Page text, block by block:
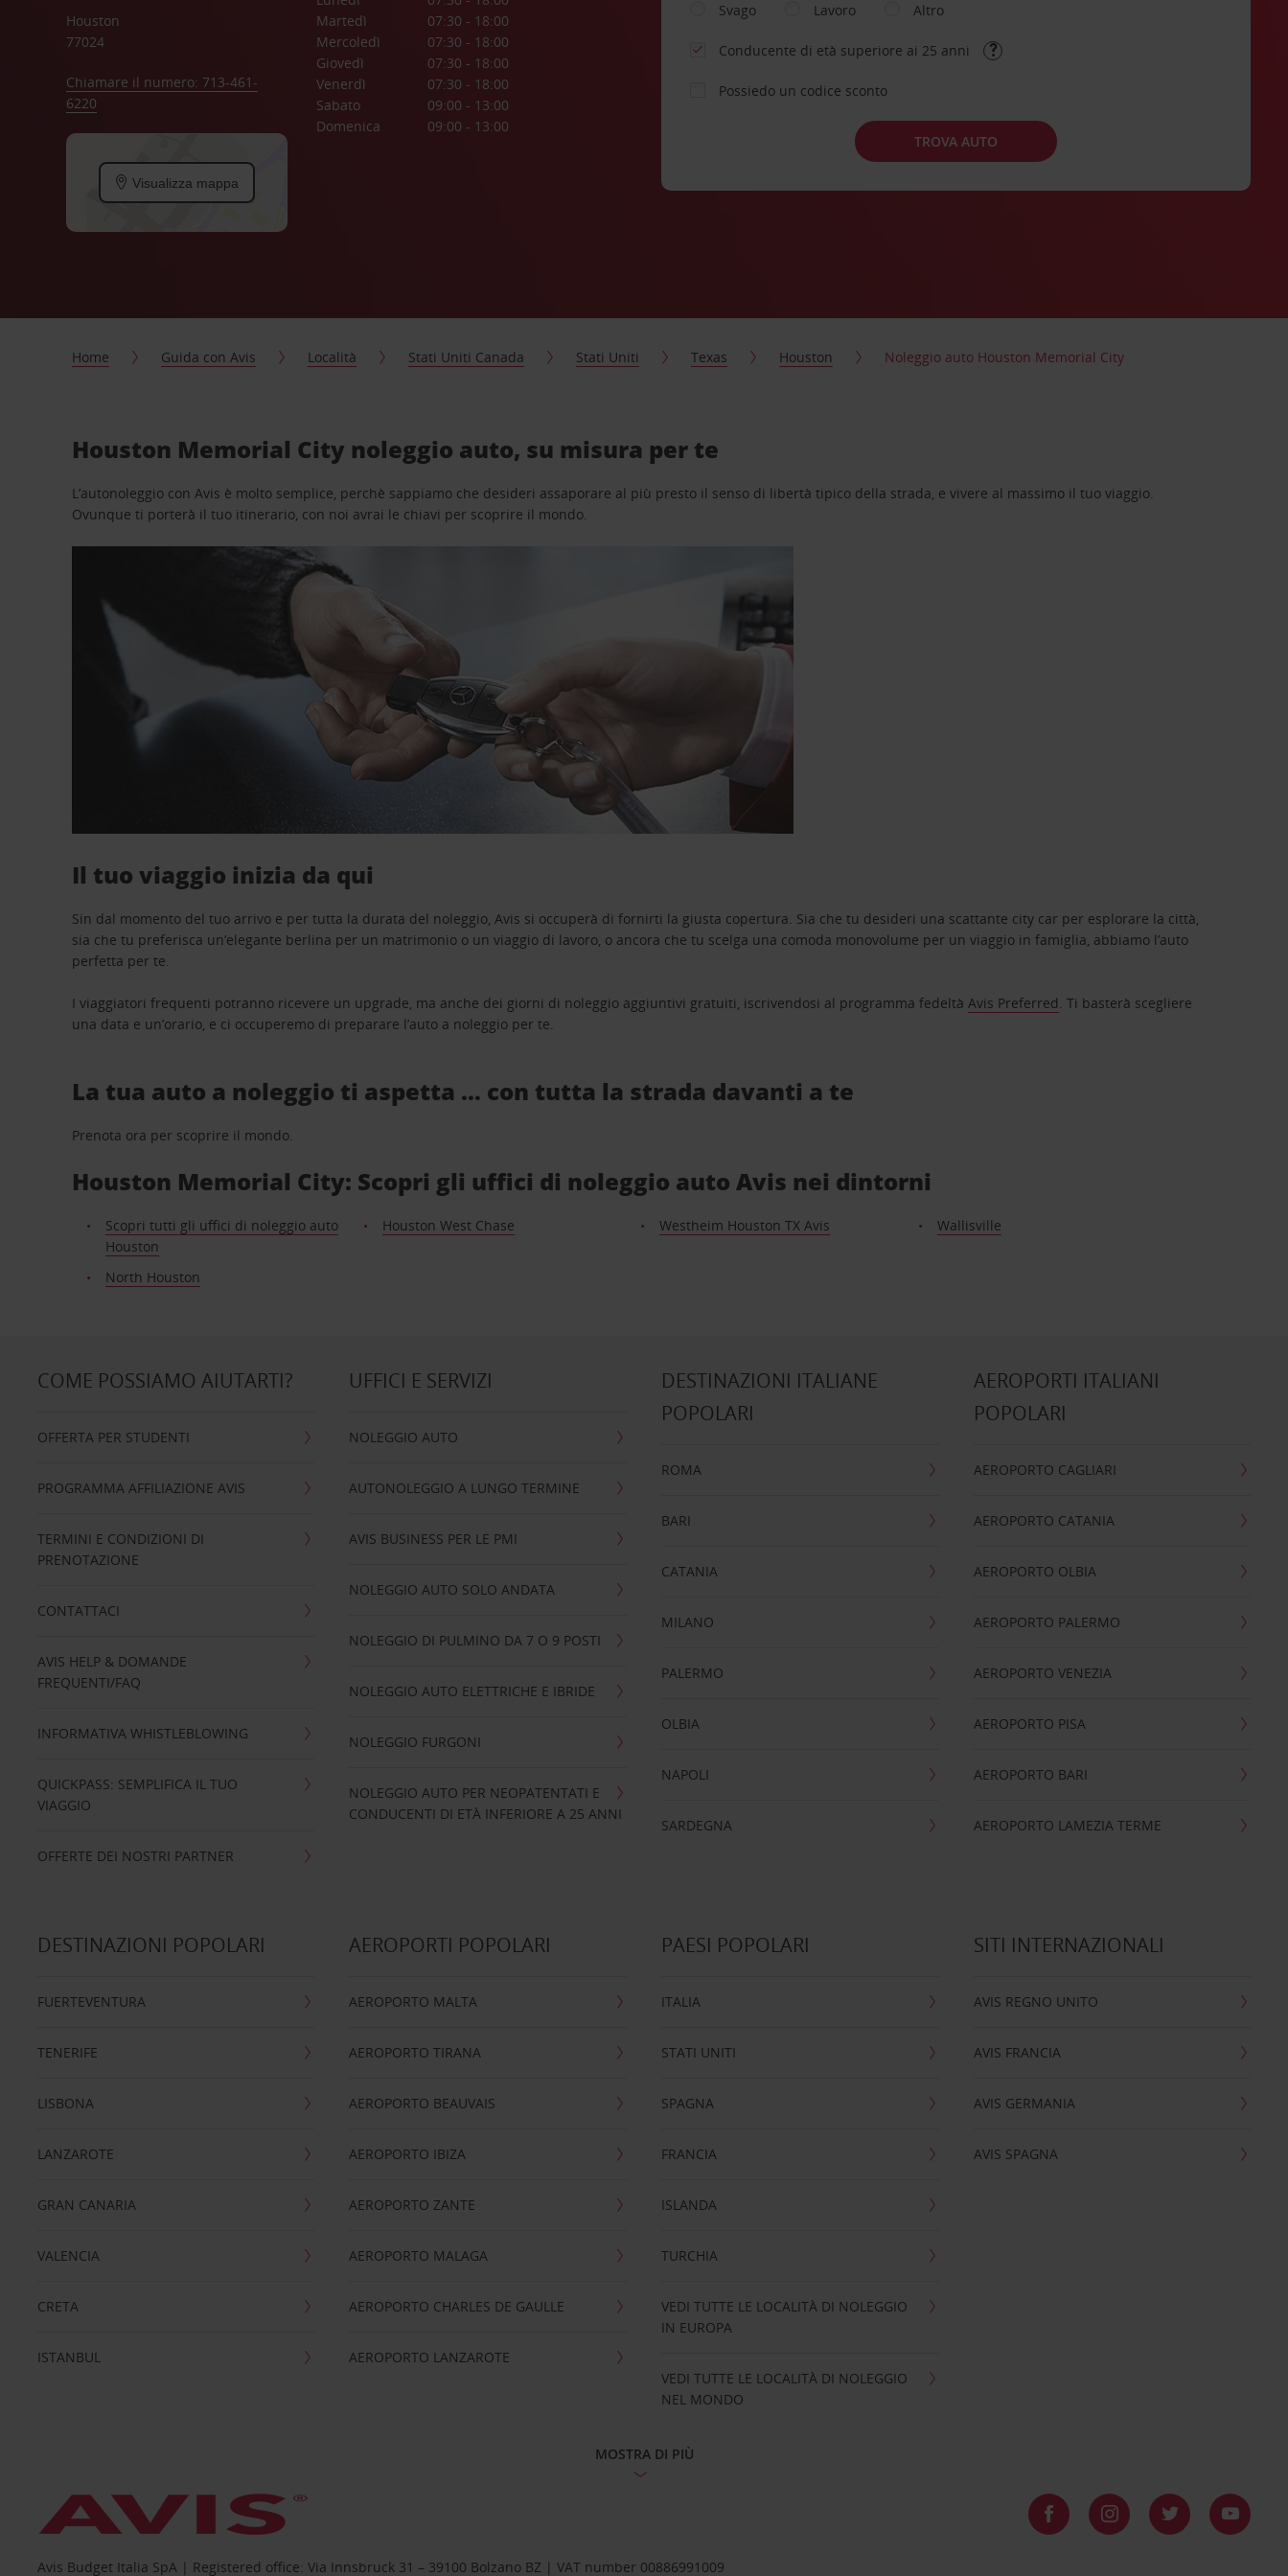
Houston
77024
Chiamare il numero: 713-461-
6220
Visualizza mappa
Martedì
07:30 - 18:00
Mercoledì
07:30 - 18:00
Giovedì
07:30 - 18:00
Venerdì
07:30 - 18:00
Sabato
09:00 - 13:00
Domenica
09:00 - 13:00
Svago
Lavoro Altro
Conducente di età superiore ai 25 anni
Possiedo un codice sconto
TROVA AUTO
Home Guida con Avis Località Stati Uniti Canada Stati Uniti Texas Houston Noleggio auto Houston Memorial City
Houston Memorial City noleggio auto, su misura per te
L’autonoleggio con Avis è molto semplice, perchè sappiamo che desideri assaporare al più presto il senso di libertà tipico della strada, e vivere al massimo il tuo viaggio.
Ovunque ti porterà il tuo itinerario, con noi avrai le chiavi per scoprire il mondo.
Il tuo viaggio inizia da qui
Sin dal momento del tuo arrivo e per tutta la durata del noleggio, Avis si occuperà di fornirti la giusta copertura. Sia che tu desideri una scattante city car per esplorare la città,
sia che tu preferisca un’elegante berlina per un matrimonio o un viaggio di lavoro, o ancora che tu scelga una comoda monovolume per un viaggio in famiglia, abbiamo l’auto
perfetta per te.
I viaggiatori frequenti potranno ricevere un upgrade, ma anche dei giorni di noleggio aggiuntivi gratuiti, iscrivendosi al programma fedeltàAvis Preferred. Ti basterà scegliere
una data e un’orario, e ci occuperemo di preparare l’auto a noleggio per te.
La tua auto a noleggio ti aspetta … con tutta la strada davanti a te
Prenota ora per scoprire il mondo.
Houston Memorial City: Scopri gli uffici di noleggio auto Avis nei dintorni
Scopri tutti gli uffici di noleggio auto
Houston
Houston West Chase Westheim Houston TX Avis Wallisville
North Houston
COME POSSIAMO AIUTARTI?
OFFERTA PER STUDENTI
PROGRAMMA AFFILIAZIONE AVIS
TERMINI E CONDIZIONI DI
PRENOTAZIONE
CONTATTACI
AVIS HELP & DOMANDE
FREQUENTI/FAQ
INFORMATIVA WHISTLEBLOWING
QUICKPASS: SEMPLIFICA IL TUO
VIAGGIO
OFFERTE DEI NOSTRI PARTNER
UFFICI E SERVIZI
NOLEGGIO AUTO
AUTONOLEGGIO A LUNGO TERMINE
AVIS BUSINESS PER LE PMI
NOLEGGIO AUTO SOLO ANDATA
NOLEGGIO DI PULMINO DA 7 O 9 POSTI
NOLEGGIO AUTO ELETTRICHE E IBRIDE
NOLEGGIO FURGONI
NOLEGGIO AUTO PER NEOPATENTATI E
CONDUCENTI DI ETÀ INFERIORE A 25 ANNI
DESTINAZIONI ITALIANE
POPOLARI
ROMA
BARI
CATANIA
MILANO
PALERMO
OLBIA
NAPOLI
SARDEGNA
AEROPORTI ITALIANI
POPOLARI
AEROPORTO CAGLIARI
AEROPORTO CATANIA
AEROPORTO OLBIA
AEROPORTO PALERMO
AEROPORTO VENEZIA
AEROPORTO PISA
AEROPORTO BARI
AEROPORTO LAMEZIA TERME
DESTINAZIONI POPOLARI
FUERTEVENTURA
TENERIFE
LISBONA
LANZAROTE
GRAN CANARIA
VALENCIA
CRETA
ISTANBUL
AEROPORTI POPOLARI
AEROPORTO MALTA
AEROPORTO TIRANA
AEROPORTO BEAUVAIS
AEROPORTO IBIZA
AEROPORTO ZANTE
AEROPORTO MALAGA
AEROPORTO CHARLES DE GAULLE
AEROPORTO LANZAROTE
PAESI POPOLARI
ITALIA
STATI UNITI
SPAGNA
FRANCIA
ISLANDA
TURCHIA
VEDI TUTTE LE LOCALITÀ DI NOLEGGIO
IN EUROPA
VEDI TUTTE LE LOCALITÀ DI NOLEGGIO
NEL MONDO
SITI INTERNAZIONALI
AVIS REGNO UNITO
AVIS FRANCIA
AVIS GERMANIA
AVIS SPAGNA
MOSTRA DI PIÙ
Avis Budget Italia SpA | Registered office: Via Innsbruck 31 – 39100 Bolzano BZ | VAT number 00886991009